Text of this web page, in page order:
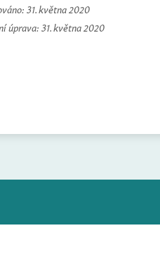
31. května 2020
úprava: 31. května 2020